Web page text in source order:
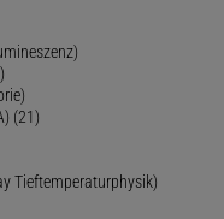
(21)
Tieftemperaturphysik)